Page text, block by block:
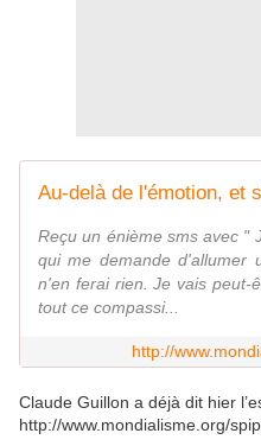
Reçu un énième sms avec "
qui me demande d'allumer
n'en ferai rien. Je vais peut-
tout ce compassi...
http://
Claude Guillon a déjà dit hier
http://www.mondialisme.org/